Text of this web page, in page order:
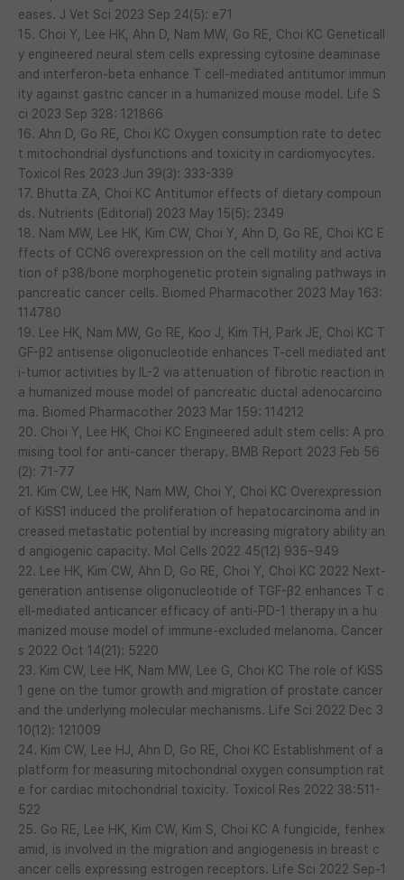
eases. J Vet Sci 2023 Sep 24(5): e71
15. Choi Y, Lee HK, Ahn D, Nam MW, Go RE, Choi KC Geneticall
y engineered neural stem cells expressing cytosine deaminase
and interferon-beta enhance T cell-mediated antitumor immun
ity against gastric cancer in a humanized mouse model. Life S
ci 2023 Sep 328: 121866
16. Ahn D, Go RE, Choi KC Oxygen consumption rate to detec
t mitochondrial dysfunctions and toxicity in cardiomyocytes.
Toxicol Res 2023 Jun 39(3): 333-339
17. Bhutta ZA, Choi KC Antitumor effects of dietary compoun
ds. Nutrients (Editorial) 2023 May 15(5): 2349
18. Nam MW, Lee HK, Kim CW, Choi Y, Ahn D, Go RE, Choi KC E
ffects of CCN6 overexpression on the cell motility and activa
tion of p38/bone morphogenetic protein signaling pathways in
pancreatic cancer cells. Biomed Pharmacother 2023 May 163:
114780
19. Lee HK, Nam MW, Go RE, Koo J, Kim TH, Park JE, Choi KC T
GF-β2 antisense oligonucleotide enhances T-cell mediated ant
i-tumor activities by IL-2 via attenuation of fibrotic reaction in
a humanized mouse model of pancreatic ductal adenocarcino
ma. Biomed Pharmacother 2023 Mar 159: 114212
20. Choi Y, Lee HK, Choi KC Engineered adult stem cells: A pro
mising tool for anti-cancer therapy. BMB Report 2023 Feb 56
(2): 71-77
21. Kim CW, Lee HK, Nam MW, Choi Y, Choi KC Overexpression
of KiSS1 induced the proliferation of hepatocarcinoma and in
creased metastatic potential by increasing migratory ability an
d angiogenic capacity. Mol Cells 2022 45(12) 935~949
22. Lee HK, Kim CW, Ahn D, Go RE, Choi Y, Choi KC 2022 Next-
generation antisense oligonucleotide of TGF-β2 enhances T c
ell-mediated anticancer efficacy of anti-PD-1 therapy in a hu
manized mouse model of immune-excluded melanoma. Cancer
s 2022 Oct 14(21): 5220
23. Kim CW, Lee HK, Nam MW, Lee G, Choi KC The role of KiSS
1 gene on the tumor growth and migration of prostate cancer
and the underlying molecular mechanisms. Life Sci 2022 Dec 3
10(12): 121009
24. Kim CW, Lee HJ, Ahn D, Go RE, Choi KC Establishment of a
platform for measuring mitochondrial oxygen consumption rat
e for cardiac mitochondrial toxicity. Toxicol Res 2022 38:511-
522
25. Go RE, Lee HK, Kim CW, Kim S, Choi KC A fungicide, fenhex
amid, is involved in the migration and angiogenesis in breast c
ancer cells expressing estrogen receptors. Life Sci 2022 Sep-1